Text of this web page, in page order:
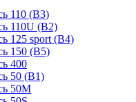
110 (B3)
110U (B2)
125 sport (B4)
150 (B5)
400
50 (B1)
50M